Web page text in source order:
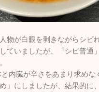
物が白眼を剥きながらシビ
ていましたが、「シビ普通
内臓が辛さをあまり求めな
」にしましたが、結果的に